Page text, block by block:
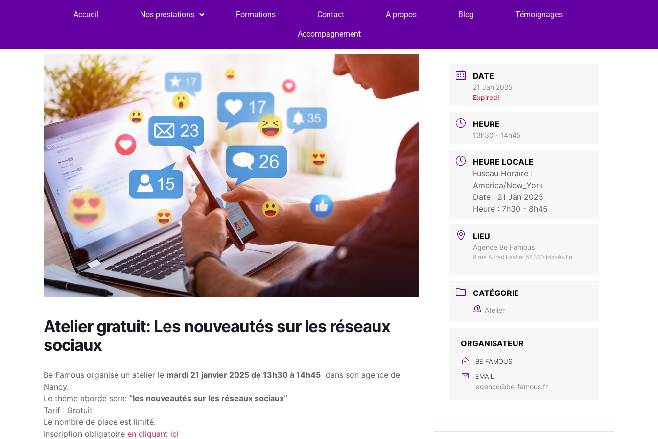
Accueil Nos prestations Formations Contact A propos Blog Témoignages
Accompagnement
Atelier gratuit: Les nouveautés sur les réseaux
sociaux
Be Famous organise un atelier le mardi 21 janvier 2025 de 13h30 à 14h45 dans son agence de
Nancy.
Le thème abordé sera: “les nouveautés sur les réseaux sociaux“
Tarif : Gratuit
Le nombre de place est limité.
Inscription obligatoire en cliquant ici
DATE
21 Jan 2025
Expired!
HEURE
13h30 - 14h45
HEURE LOCALE
Fuseau Horaire :
America/New_York
Date : 21 Jan 2025
Heure : 7h30 - 8h45
LIEU
Agence Be Famous
8 rue Alfred kastler 54320 Maxéville
CATÉGORIE
Atelier
ORGANISATEUR
BE FAMOUS
EMAIL
agence@be-famous.fr